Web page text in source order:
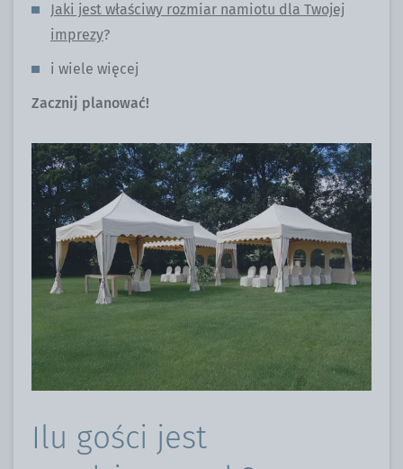
Jaki jest właściwy rozmiar namiotu dla Twojej
imprezy?
i wiele więcej
Zacznij planować!
Ilu gości jest